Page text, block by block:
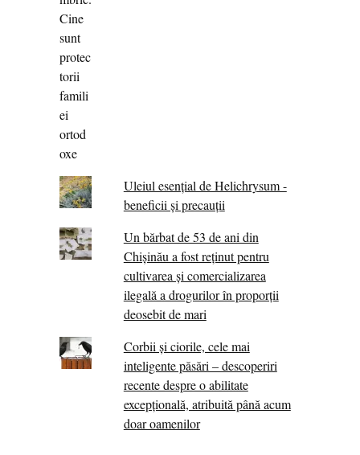
Uleiul esențial de Helichrysum -
beneficii și precauții
Un bărbat de 53 de ani din
Chișinău a fost reținut pentru
cultivarea și comercializarea
ilegală a drogurilor în proporții
deosebit de mari
Corbii şi ciorile, cele mai
inteligente păsări – descoperiri
recente despre o abilitate
excepţională, atribuită până acum
doar oamenilor